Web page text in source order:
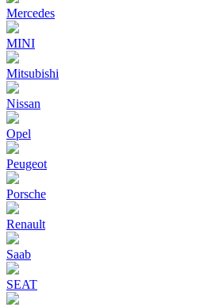
Mercedes
MINI
Mitsubishi
Nissan
Opel
Peugeot
Porsche
Renault
Saab
SEAT